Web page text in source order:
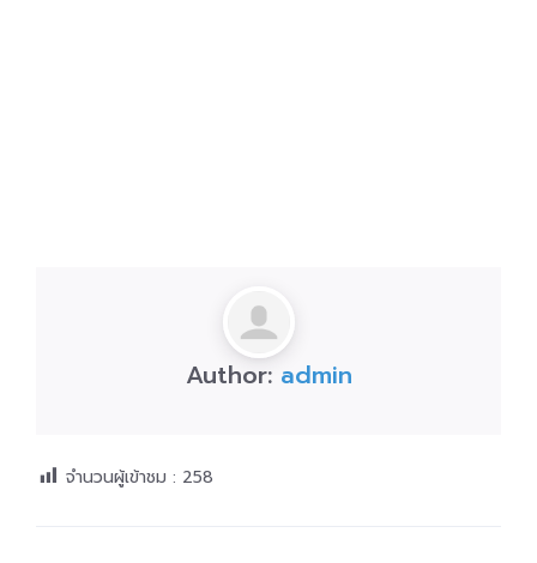
Author: admin
จำนวนผู้เข้าชม : 258